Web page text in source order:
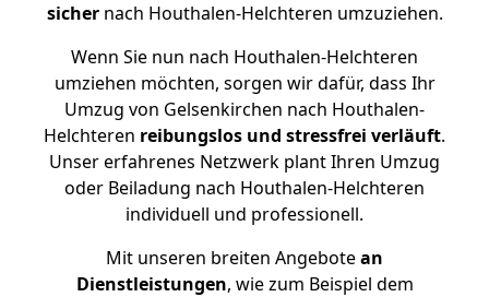
sichernach Houthalen-Helchteren umzuziehen.
Wenn Sie nun nach Houthalen-Helchteren
umziehen möchten, sorgen wir dafür, dass Ihr
Umzug von Gelsenkirchen nach Houthalen-
Helchteren reibungslos und stressfrei verläuft.
Unser erfahrenes Netzwerk plant Ihren Umzug
oder Beiladung nach Houthalen-Helchteren
individuell und professionell.
Mit unseren breiten Angebotean
Dienstleistungen, wie zum Beispiel dem